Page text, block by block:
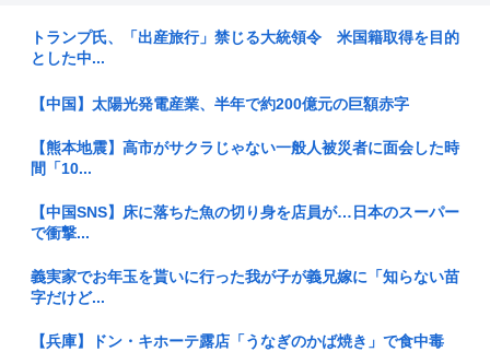
トランプ氏、「出産旅行」禁じる大統領令 米国籍取得を目的
とした中...
【中国】太陽光発電産業、半年で約200億元の巨額赤字
【熊本地震】高市がサクラじゃない一般人被災者に面会した時
間「10...
【中国SNS】床に落ちた魚の切り身を店員が…日本のスーパー
で衝撃...
義実家でお年玉を貰いに行った我が子が義兄嫁に「知らない苗
字だけど...
【兵庫】ドン・キホーテ露店「うなぎのかば焼き」で食中毒